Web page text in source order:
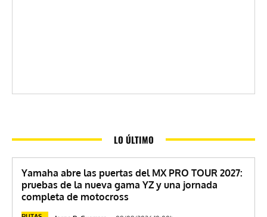
LO ÚLTIMO
Yamaha abre las puertas del MX PRO TOUR 2027:
pruebas de la nueva gama YZ y una jornada
completa de motocross